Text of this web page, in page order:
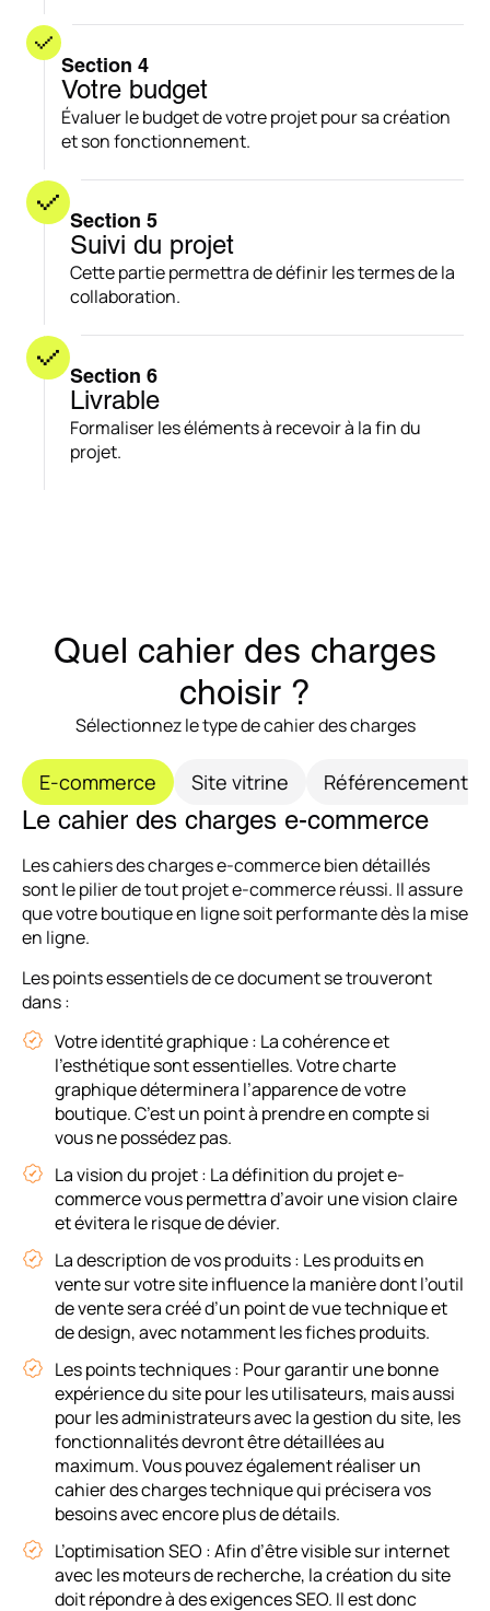
Section 4
Votre budget
Évaluer le budget de votre projet pour sa création
et son fonctionnement.
Section 5
Suivi du projet
Cette partie permettra de définir les termes de la
collaboration.
Section 6
Livrable
Formaliser les éléments à recevoir à la fin du
projet.
Quel cahier des charges
choisir ?
Sélectionnez le type de cahier des charges
E-commerce Site vitrine Référencement
Le cahier des charges e-commerce
Les cahiers des charges e-commerce bien détaillés
sont le pilier de tout projet e-commerce réussi. Il assure
que votre boutique en ligne soit performante dès la mise
en ligne.
Les points essentiels de ce document se trouveront
dans :
Votre identité graphique : La cohérence et
l’esthétique sont essentielles. Votre charte
graphique déterminera l’apparence de votre
boutique. C’est un point à prendre en compte si
vous ne possédez pas.
La vision du projet : La définition du projet e-
commerce vous permettra d’avoir une vision claire
et évitera le risque de dévier.
La description de vos produits : Les produits en
vente sur votre site influence la manière dont l’outil
de vente sera créé d’un point de vue technique et
de design, avec notamment les fiches produits.
Les points techniques : Pour garantir une bonne
expérience du site pour les utilisateurs, mais aussi
pour les administrateurs avec la gestion du site, les
fonctionnalités devront être détaillées au
maximum. Vous pouvez également réaliser un
cahier des charges technique qui précisera vos
besoins avec encore plus de détails.
L’optimisation SEO : Afin d’être visible sur internet
avec les moteurs de recherche, la création du site
doit répondre à des exigences SEO. Il est donc